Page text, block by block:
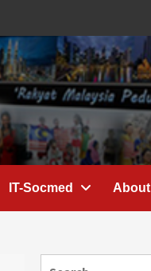
IT-Socmed About